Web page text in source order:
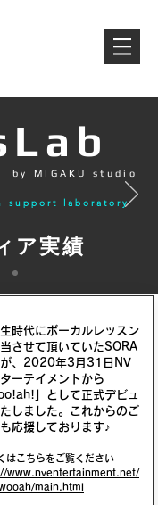
by MIGAKU studio
support laboratory
ア実績
時代にボーカルレッスン
させて頂いていたSORA
が、2020年3月31日NV
ーテイメントから
」として正式デビュ
しました。これからのご
応援しております♪
はこちらをご覧ください
www.nventertainment.net/
main.html